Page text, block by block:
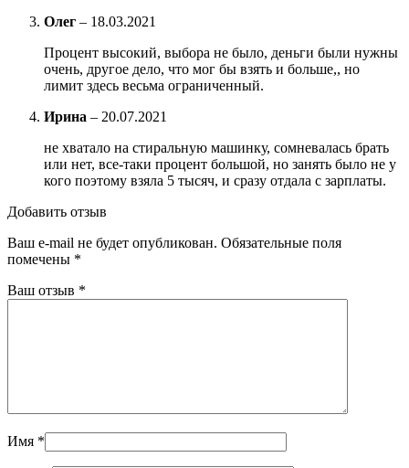
Олег – 18.03.2021
Процент высокий, выбора не было, деньги были нужны
очень, другое дело, что мог бы взять и больше,, но
лимит здесь весьма ограниченный.
Ирина – 20.07.2021
не хватало на стиральную машинку, сомневалась брать
или нет, все-таки процент большой, но занять было не у
кого поэтому взяла 5 тысяч, и сразу отдала с зарплаты.
Добавить отзыв
Ваш e-mail не будет опубликован. Обязательные поля
помечены *
Ваш отзыв *
Имя *